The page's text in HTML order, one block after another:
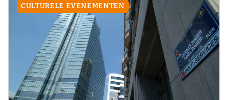
CULTURELE EVENEMENTEN